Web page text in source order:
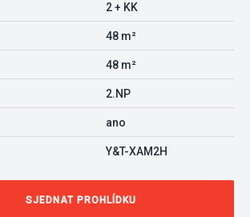
2 + KK
48 m²
48 m²
2.NP
ano
Y&T-XAM2H
SJEDNAT PROHLÍDKU